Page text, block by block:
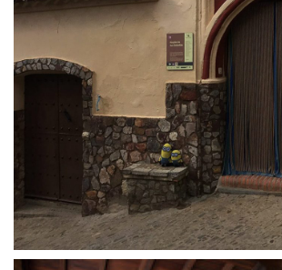
3 de diciembre de 2020
Hospital de San
Guadalupe